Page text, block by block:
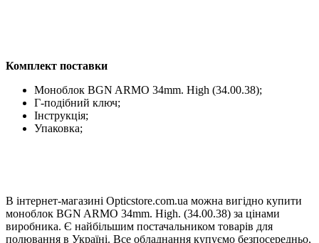
Комплект поставки
Моноблок BGN ARMO 34mm. High (34.00.38);
Г-подібний ключ;
Інструкція;
Упаковка;
В інтернет-магазині Opticstore.com.ua можна вигідно купити
моноблок BGN ARMO 34mm. High. (34.00.38) за цінами
виробника. Є найбільшим постачальником товарів для
полювання в Україні. Все обладнання купуємо безпосередньо,